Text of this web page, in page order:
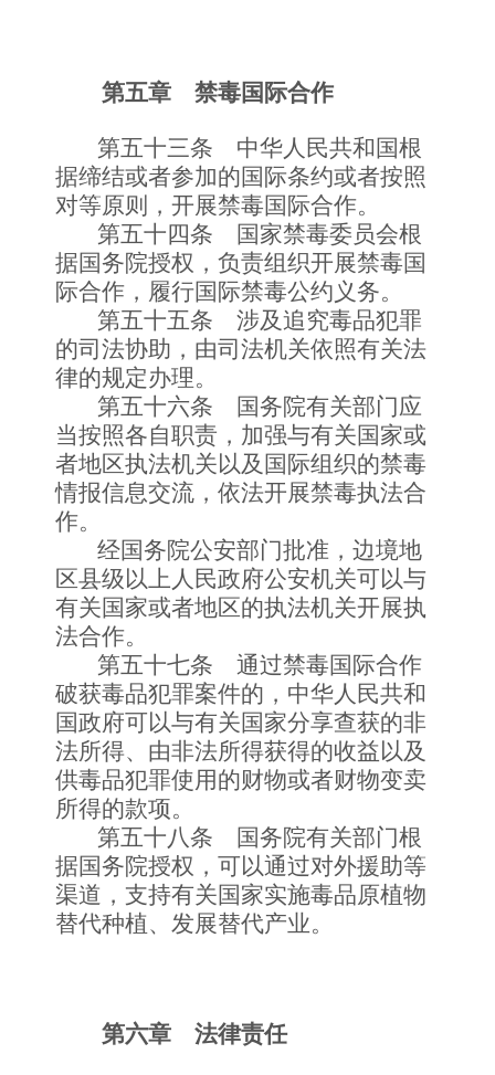
第五章 禁毒国际合作
第五十三条 中华人民共和国根
据缔结或者参加的国际条约或者按照
对等原则，开展禁毒国际合作。
第五十四条 国家禁毒委员会根
据国务院授权，负责组织开展禁毒国
际合作，履行国际禁毒公约义务。
第五十五条 涉及追究毒品犯罪
的司法协助，由司法机关依照有关法
律的规定办理。
第五十六条 国务院有关部门应
当按照各自职责，加强与有关国家或
者地区执法机关以及国际组织的禁毒
情报信息交流，依法开展禁毒执法合
作。
经国务院公安部门批准，边境地
区县级以上人民政府公安机关可以与
有关国家或者地区的执法机关开展执
法合作。
第五十七条 通过禁毒国际合作
破获毒品犯罪案件的，中华人民共和
国政府可以与有关国家分享查获的非
法所得、由非法所得获得的收益以及
供毒品犯罪使用的财物或者财物变卖
所得的款项。
第五十八条 国务院有关部门根
据国务院授权，可以通过对外援助等
渠道，支持有关国家实施毒品原植物
替代种植、发展替代产业。
第六章 法律责任